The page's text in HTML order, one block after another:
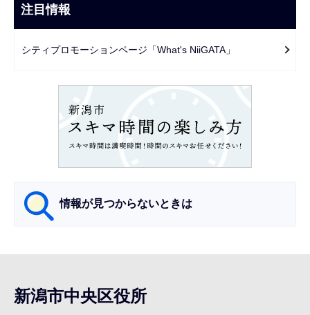
ま
で
ビ
ゲ
ー
注目情報
シティプロモーションページ「What's NiiGATA」
情報が見つからないときは
ナ
ビ
新潟市中央区役所